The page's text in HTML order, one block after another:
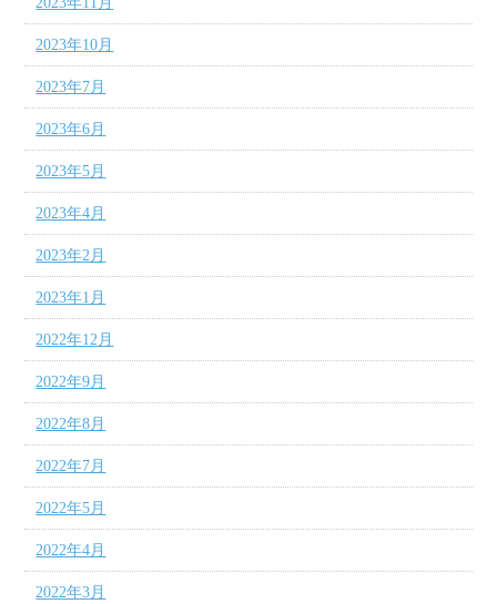
2023年10月
2023年7月
2023年6月
2023年5月
2023年4月
2023年2月
2023年1月
2022年12月
2022年9月
2022年8月
2022年7月
2022年5月
2022年4月
2022年3月